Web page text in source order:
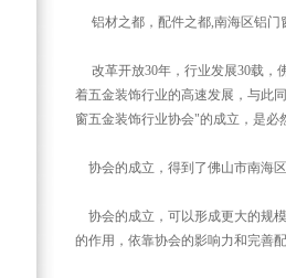
铝材之都，配件之都,南海区铝门
改革开放30年，行业发展30载，
着五金装饰行业的高速发展，与此
窗五金装饰行业协会"的成立，是必
协会的成立，得到了佛山市南海
协会的成立，可以形成更大的规
的作用，依靠协会的影响力和完善